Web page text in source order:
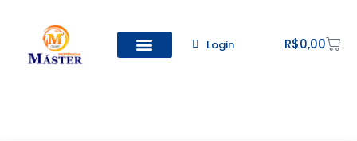
Login R$0,00